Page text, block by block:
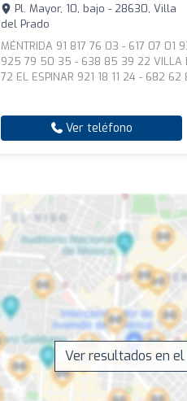
Pl. Mayor, 10, bajo - 28630, Villa
del Prado
MÉNTRIDA 91 817 76 03 - 617 07 01
925 79 50 35 - 638 85 39 22 VILLA
72 EL ESPINAR 921 18 11 24 - 682
Ver teléfono
Ver resultados en